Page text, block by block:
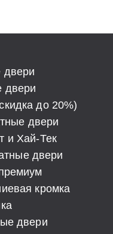
двери
двери
до 20%)
двери
и Хай-Тек
двери
кромка
двери